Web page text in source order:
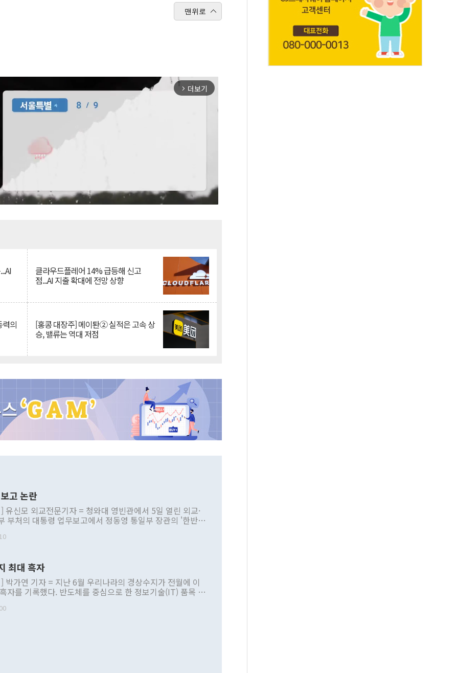
맨위로
arrow_forward_ios 더보기
클라우드플레어 14% 급등해 신고
점...AI 지출 확대에 전망 상향
의 [홍콩 대장주] 메이퇀② 실적은 고속 상
승, 밸류는 역대 저점
고 논란
유신모 외교전문기자 = 청와대 영빈관에서 5일 열린 외교·
부처의 대통령 업무보고에서 정동영 통일부 장관의 '한반도
부 내 조율을 거치지 않은 사안을 정책으로 추진하겠다고 공
근거한 비현실적 구상'이라는 비판을 내놨다. 그동안 정 장
관련 발언이 물의를 빚은 적은 여러 번 있지만 대통령과 유
공개적으로 부정적 입장을 표명한 것은 이례적이다. 정 장
북 접근법과 월권을 제어해야 한다는 목소리도 높아지고 있
최대 흑자
박가연 기자 = 지난 6월 우리나라의 경상수지가 전월에 이
자를 기록했다. 반도체를 중심으로 한 정보기술(IT) 품목 수
르